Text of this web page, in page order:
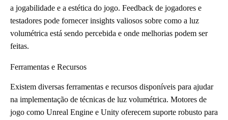
a jogabilidade e a estética do jogo. Feedback de jogadores e
testadores pode fornecer insights valiosos sobre como a luz
volumétrica está sendo percebida e onde melhorias podem ser
feitas.
Ferramentas e Recursos
Existem diversas ferramentas e recursos disponíveis para ajudar
na implementação de técnicas de luz volumétrica. Motores de
jogo como Unreal Engine e Unity oferecem suporte robusto para